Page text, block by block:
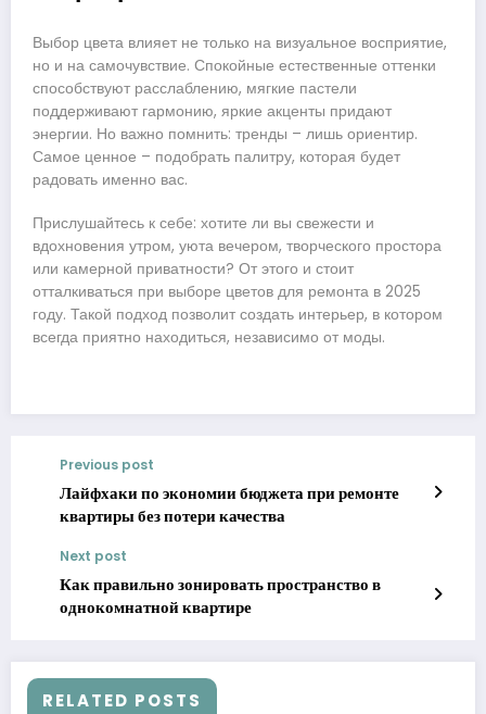
Выбор цвета влияет не только на визуальное восприятие,
но и на самочувствие. Спокойные естественные оттенки
способствуют расслаблению, мягкие пастели
поддерживают гармонию, яркие акценты придают
энергии. Но важно помнить: тренды – лишь ориентир.
Самое ценное – подобрать палитру, которая будет
радовать именно вас.
Прислушайтесь к себе: хотите ли вы свежести и
вдохновения утром, уюта вечером, творческого простора
или камерной приватности? От этого и стоит
отталкиваться при выборе цветов для ремонта в 2025
году. Такой подход позволит создать интерьер, в котором
всегда приятно находиться, независимо от моды.
Previous post
Лайфхаки по экономии бюджета при ремонте
квартиры без потери качества
Next post
Как правильно зонировать пространство в
однокомнатной квартире
RELATED POSTS